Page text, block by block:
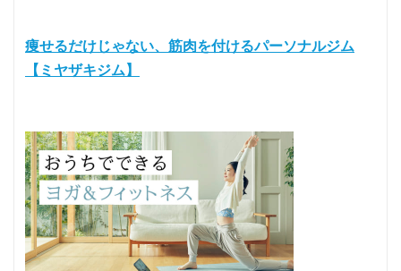
痩せるだけじゃない、筋肉を付けるパーソナルジム
【ミヤザキジム】